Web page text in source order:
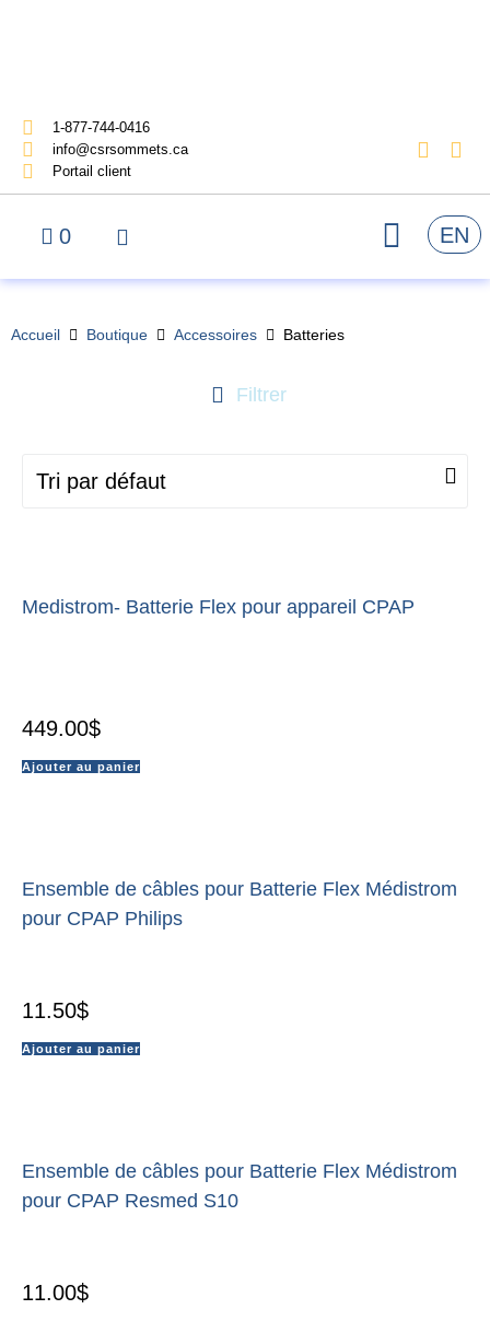
1-877-744-0416
info@csrsommets.ca
Portail client
EN
0
Accueil Boutique Accessoires Batteries
Filtrer
Medistrom- Batterie Flex pour appareil CPAP
449.00$
Ajouter au panier
Ensemble de câbles pour Batterie Flex Médistrom
pour CPAP Philips
11.50$
Ajouter au panier
Ensemble de câbles pour Batterie Flex Médistrom
pour CPAP Resmed S10
11.00$